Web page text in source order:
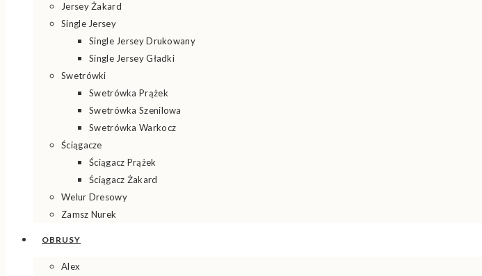
Jersey Żakard
Single Jersey
Single Jersey Drukowany
Single Jersey Gładki
Swetrówki
Swetrówka Prążek
Swetrówka Szenilowa
Swetrówka Warkocz
Ściągacze
Ściągacz Prążek
Ściągacz Żakard
Welur Dresowy
Zamsz Nurek
OBRUSY
Alex